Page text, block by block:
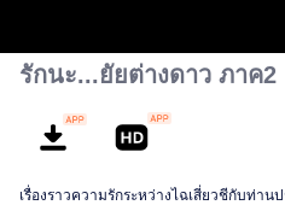
รักนะ...ยัยต่างดาว ภาค2
เรื่องราวความรักระหว่างไฉเสี่ยวชีกับท่าน